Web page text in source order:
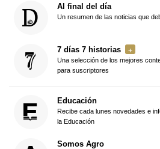
Al final del día
Un resumen de las noticias que
7 días 7 historias
Una selección de los mejores
para suscriptores
Educación
Recibe cada lunes novedades e
la Educación
Somos Agro